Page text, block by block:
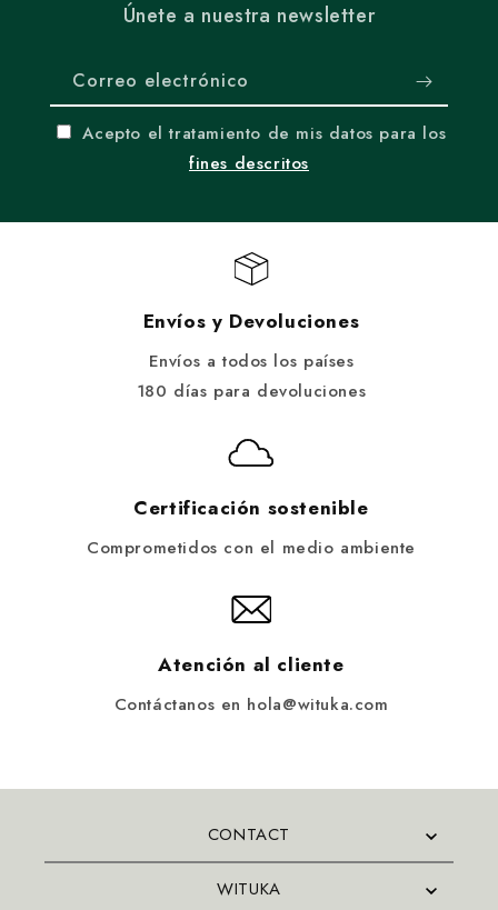
Únete a nuestra newsletter
Correo electrónico
Acepto el tratamiento de mis datos para los
fines descritos
Envíos y Devoluciones
Envíos a todos los países
180 días para devoluciones
Certificación sostenible
Comprometidos con el medio ambiente
Atención al cliente
Contáctanos en hola@wituka.com
CONTACT
WITUKA